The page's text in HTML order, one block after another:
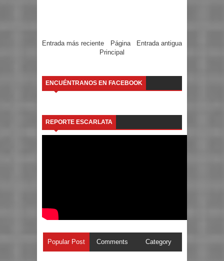
Entrada más reciente Entrada antigua
Página
Principal
ENCUÉNTRANOS EN FACEBOOK
REPORTE ESCARLATA
Popular Post Comments Category